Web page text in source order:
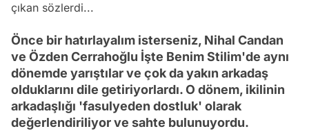
çıkan sözlerdi...
Önce bir hatırlayalım isterseniz, Nihal Candan
ve Özden Cerrahoğlu İşte Benim Stilim'de aynı
dönemde yarıştılar ve çok da yakın arkadaş
olduklarını dile getiriyorlardı. O dönem, ikilinin
arkadaşlığı 'fasulyeden dostluk' olarak
değerlendiriliyor ve sahte bulunuyordu.